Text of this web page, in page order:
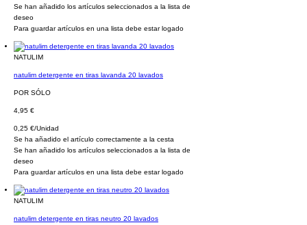
Se han añadido los artículos seleccionados a la lista de
deseo
Para guardar artículos en una lista debe estar logado
NATULIM
natulim detergente en tiras lavanda 20 lavados
POR SÓLO
4,95 €
0,25 €/Unidad
Se ha añadido el artículo correctamente a la cesta
Se han añadido los artículos seleccionados a la lista de
deseo
Para guardar artículos en una lista debe estar logado
NATULIM
natulim detergente en tiras neutro 20 lavados